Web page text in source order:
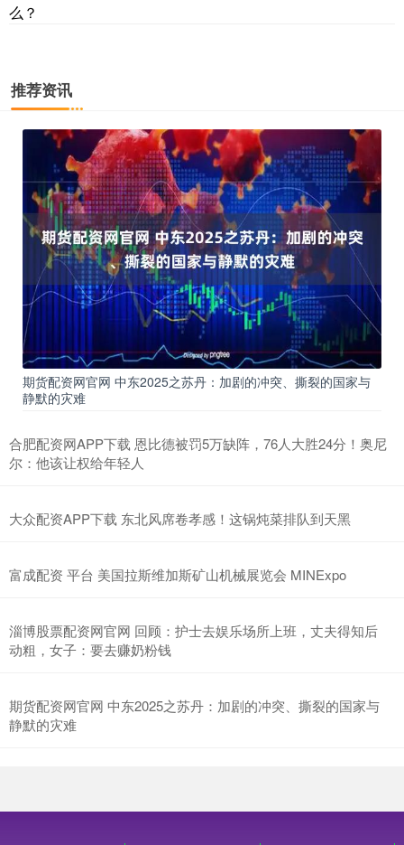
么？
推荐资讯
期货配资网官网 中东2025之苏丹：加剧的冲突、撕裂的国家与
静默的灾难
合肥配资网APP下载 恩比德被罚5万缺阵，76人大胜24分！奥尼
尔：他该让权给年轻人
大众配资APP下载 东北风席卷孝感！这锅炖菜排队到天黑
富成配资 平台 美国拉斯维加斯矿山机械展览会 MINExpo
淄博股票配资网官网 回顾：护士去娱乐场所上班，丈夫得知后
动粗，女子：要去赚奶粉钱
期货配资网官网 中东2025之苏丹：加剧的冲突、撕裂的国家与
静默的灾难